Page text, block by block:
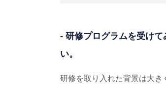
- 研修プログラムを受け
い。
研修を取り入れた背景は大き